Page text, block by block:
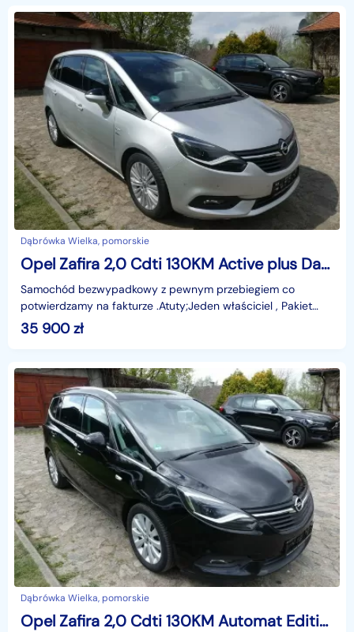
Dąbrówka Wielka, pomorskie
Opel Zafira 2,0 Cdti 130KM Active plus Dach panoramiczny Navi Kamera cofania Aut
Samochód bezwypadkowy z pewnym przebiegiem co
potwierdzamy na fakturze .Atuty;Jeden właściciel , Pakiet
Biznesowy , Tempomat , kamera cofania , Nawigacja , Szyb
35 900zł
Dąbrówka Wielka, pomorskie
Opel Zafira 2,0 Cdti 130KM Automat Edition Navigacja 4,0 InteliLink